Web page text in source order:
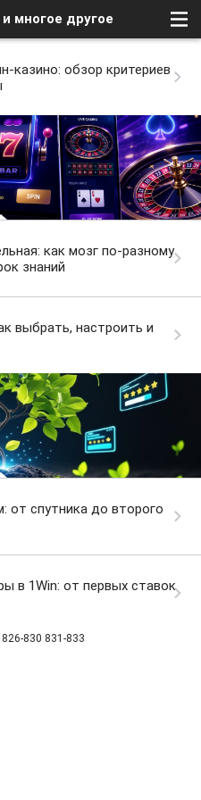
многое другое
казино: обзор критериев
как мозг по-разному
знаний
выбрать, настроить и
от спутника до второго
в 1Win: от первых ставок
826-830 831-833